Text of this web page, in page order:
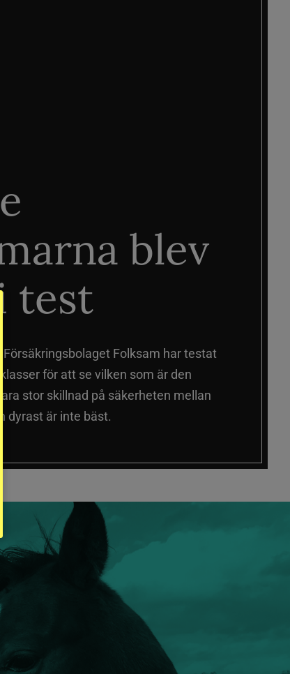
blev
test
Försäkringsbolaget Folksam har testat
för att se vilken som är den
stor skillnad på säkerheten mellan
dyrast är inte bäst.